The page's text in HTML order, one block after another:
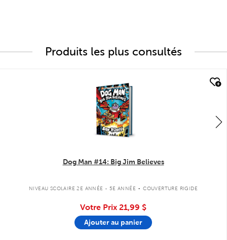
Produits les plus consultés
Dog Man #14: Big Jim Believes
NIVEAU SCOLAIRE 2E ANNÉE - 5E ANNÉE . COUVERTURE RIGIDE
Votre Prix 21,99 $
Ajouter au panier